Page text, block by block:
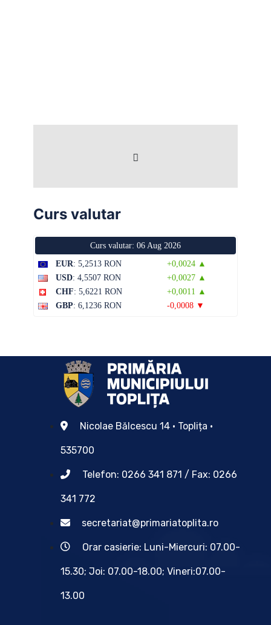
Curs valutar
Curs valutar: 06 Aug 2026
EUR: 5,2513 RON
+0,0024 ▲
USD: 4,5507 RON
+0,0027 ▲
CHF: 5,6221 RON
+0,0011 ▲
GBP: 6,1236 RON -0,0008 ▼
Nicolae Bălcescu 14 • Toplița •
535700
Telefon: 0266 341 871 / Fax: 0266
341 772
secretariat@primariatoplita.ro
Orar casierie: Luni-Miercuri: 07.00-
15.30; Joi: 07.00-18.00; Vineri:07.00-
13.00